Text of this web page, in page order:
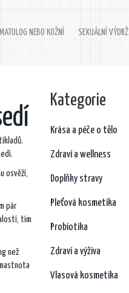
NEBO KOŽNÍ SEXUÁLNÍ VÝDRŽ
osvěží,
pár
tím
než
Kategorie
Krása a péče o tělo
Zdraví a wellness
Doplňky stravy
Pleťová kosmetika
Probiotika
Zdraví a výživa
Vlasová kosmetika